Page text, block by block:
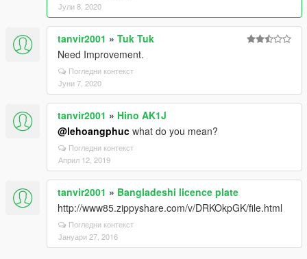
Јули 8, 2020
tanvir2001 » Tuk Tuk
Need Improvement.
Погледни контекст
Јуни 7, 2020
tanvir2001 » Hino AK1J
@lehoangphuc what do you mean?
Погледни контекст
Април 12, 2019
tanvir2001 » Bangladeshi licence plate
http://www85.zippyshare.com/v/DRKOkpGK/file.html
Погледни контекст
Јануари 27, 2016